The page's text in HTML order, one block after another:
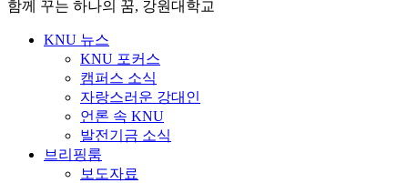
함께 꾸는 하나의 꿈, 강원대학교
KNU 뉴스
KNU 포커스
캠퍼스 소식
자랑스러운 강대인
언론 속 KNU
발전기금 소식
브리핑룸
보도자료